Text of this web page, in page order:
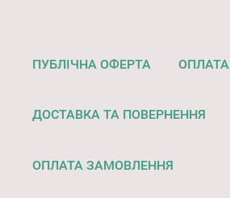
ПУБЛІЧНА ОФЕРТА ОПЛАТА
ДОСТАВКА ТА ПОВЕРНЕННЯ
ОПЛАТА ЗАМОВЛЕННЯ